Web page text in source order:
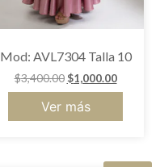
Mod: AVL7304 Talla 10
$3,400.00 $1,000.00
Ver más